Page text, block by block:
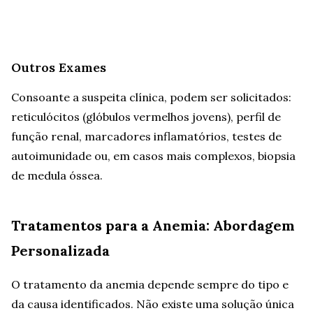
Outros Exames
Consoante a suspeita clínica, podem ser solicitados:
reticulócitos (glóbulos vermelhos jovens), perfil de
função renal, marcadores inflamatórios, testes de
autoimunidade ou, em casos mais complexos, biopsia
de medula óssea.
Tratamentos para a Anemia: Abordagem
Personalizada
O tratamento da anemia depende sempre do tipo e
da causa identificados. Não existe uma solução única